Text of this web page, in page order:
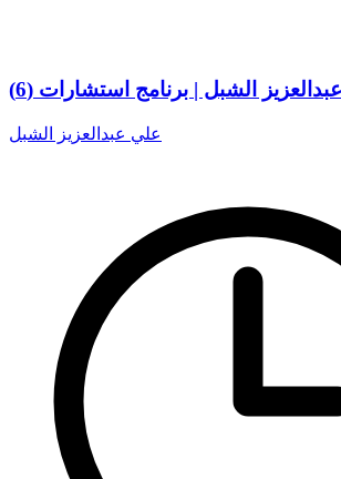
الشبل | برنامج استشارات (6)
علي عبدالعزيز الشبل